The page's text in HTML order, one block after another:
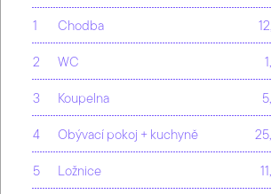
1 Chodba
2 WC
3 Koupelna
4 Obývací pokoj + kuchyně
5 Ložnice